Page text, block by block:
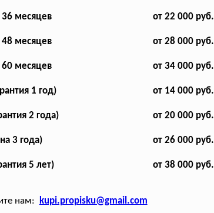
36 месяцев от 22 000 руб.
48 месяцев от 28 000 руб.
60 месяцев от 34 000 руб.
1 год) от 14 000 руб.
2 года) от 20 000 руб.
3 года) от 26 000 руб.
5 лет) от 38 000 руб.
нам: kupi.propisku@gmail.com